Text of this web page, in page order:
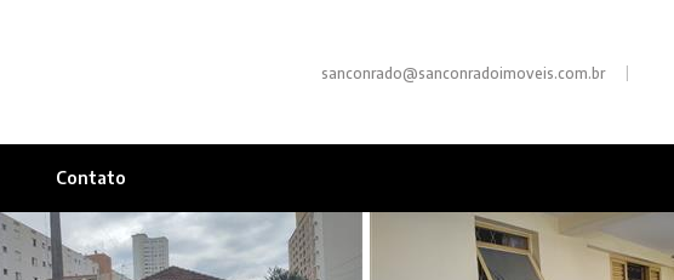
sanconrado@sanconradoimoveis.com.br |
Contato